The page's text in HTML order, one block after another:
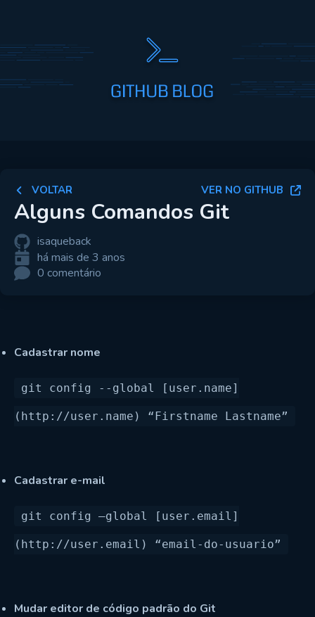
VOLTAR VER NO GITHUB
Alguns Comandos Git
isaqueback
há mais de 3 anos
0 comentário
Cadastrar nome
git config --global [user.name]
Cadastrar e-mail
git config —global [user.email]
Mudar editor de código padrão do Git